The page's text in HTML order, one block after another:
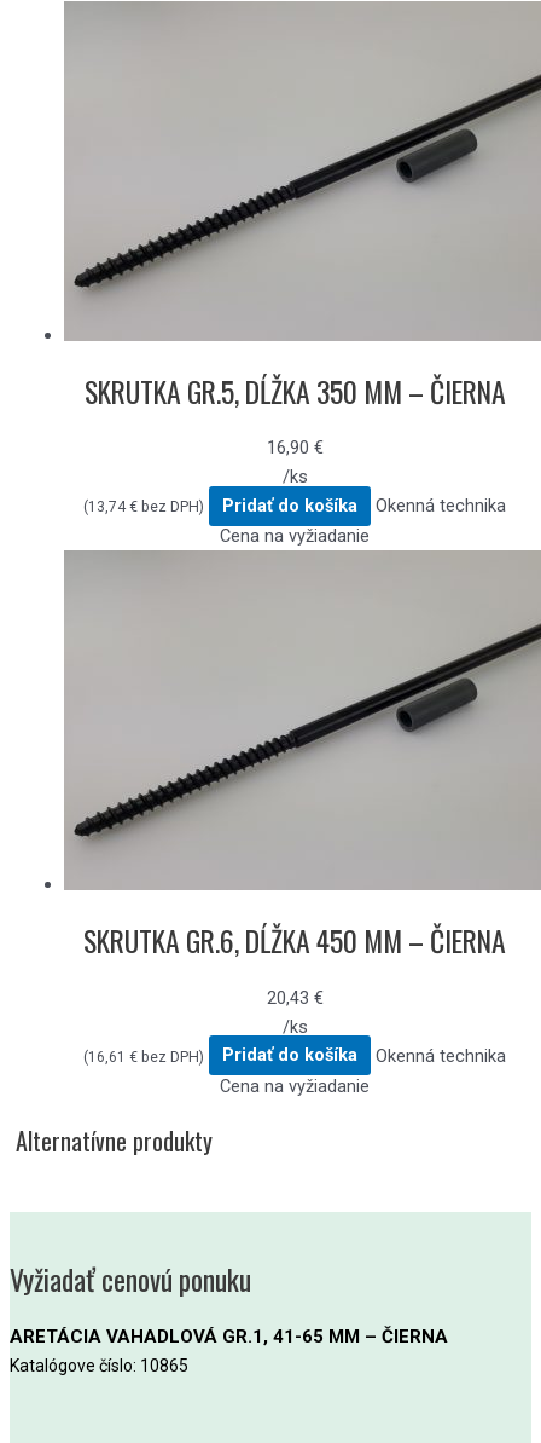
SKRUTKA GR.5, DĹŽKA 350 MM – ČIERNA
16,90 €
/ks
(13,74€ bez DPH) Pridať do košíka
Okenná technika
Cena na vyžiadanie
SKRUTKA GR.6, DĹŽKA 450 MM – ČIERNA
20,43 €
/ks
(16,61€ bez DPH) Pridať do košíka
Okenná technika
Cena na vyžiadanie
Alternatívne produkty
Vyžiadať cenovú ponuku
ARETÁCIA VAHADLOVÁ GR.1, 41-65 MM – ČIERNA
Katalógove číslo: 10865